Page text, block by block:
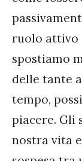
ruolo attivo
spostiamo
delle tante
tempo,
piacere. Gli
nostra vita